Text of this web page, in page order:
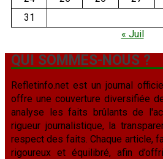
31
« Juil
QUI SOMMES-NOUS ?
Refletinfo.net est un journal
offre une couverture diversifiée
analyse les faits brûlants de
rigueur journalistique, la
respect des faits. Chaque article,
rigoureux et équilibré, afin